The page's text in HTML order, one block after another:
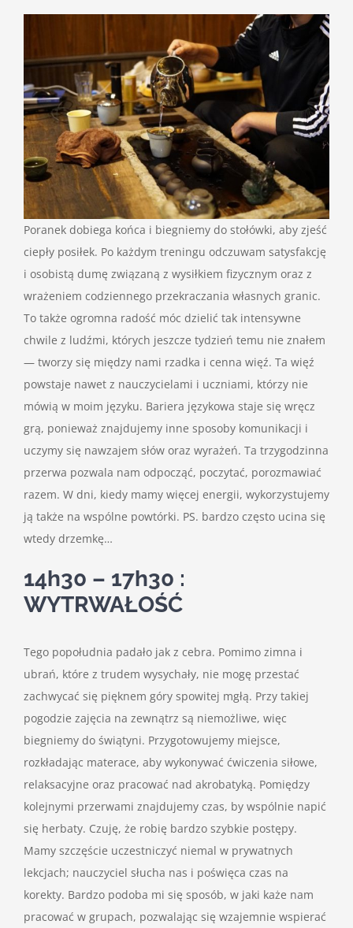
Poranek dobiega końca i biegniemy do stołówki, aby zjeść
ciepły posiłek. Po każdym treningu odczuwam satysfakcję
i osobistą dumę związaną z wysiłkiem fizycznym oraz z
wrażeniem codziennego przekraczania własnych granic.
To także ogromna radość móc dzielić tak intensywne
chwile z ludźmi, których jeszcze tydzień temu nie znałem
— tworzy się między nami rzadka i cenna więź. Ta więź
powstaje nawet z nauczycielami i uczniami, którzy nie
mówią w moim języku. Bariera językowa staje się wręcz
grą, ponieważ znajdujemy inne sposoby komunikacji i
uczymy się nawzajem słów oraz wyrażeń. Ta trzygodzinna
przerwa pozwala nam odpocząć, poczytać, porozmawiać
razem. W dni, kiedy mamy więcej energii, wykorzystujemy
ją także na wspólne powtórki. PS. bardzo często ucina się
wtedy drzemkę…
14h30 – 17h30 :
WYTRWAŁOŚĆ
Tego popołudnia padało jak z cebra. Pomimo zimna i
ubrań, które z trudem wysychały, nie mogę przestać
zachwycać się pięknem góry spowitej mgłą. Przy takiej
pogodzie zajęcia na zewnątrz są niemożliwe, więc
biegniemy do świątyni. Przygotowujemy miejsce,
rozkładając materace, aby wykonywać ćwiczenia siłowe,
relaksacyjne oraz pracować nad akrobatyką. Pomiędzy
kolejnymi przerwami znajdujemy czas, by wspólnie napić
się herbaty. Czuję, że robię bardzo szybkie postępy.
Mamy szczęście uczestniczyć niemal w prywatnych
lekcjach; nauczyciel słucha nas i poświęca czas na
korekty. Bardzo podoba mi się sposób, w jaki każe nam
pracować w grupach, pozwalając się wzajemnie wspierać